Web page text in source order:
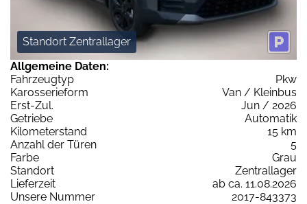
Standort Zentrallager
Allgemeine Daten:
Fahrzeugtyp
Pkw
Karosserieform
Van / Kleinbus
Erst-Zul.
Jun / 2026
Getriebe
Automatik
Kilometerstand
15 km
Anzahl der Türen
5
Farbe
Grau
Standort
Zentrallager
Lieferzeit
ab ca. 11.08.2026
Unsere Nummer
2017-843373